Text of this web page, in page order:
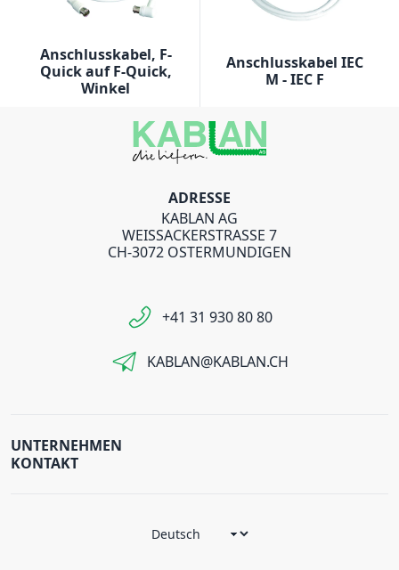
Anschlusskabel, F-
Quick auf F-Quick,
Winkel
Anschlusskabel IEC
M - IEC F
ADRESSE
KABLAN AG
WEISSACKERSTRASSE 7
CH-3072 OSTERMUNDIGEN
+41 31 930 80 80
KABLAN@KABLAN.CH
UNTERNEHMEN
KONTAKT